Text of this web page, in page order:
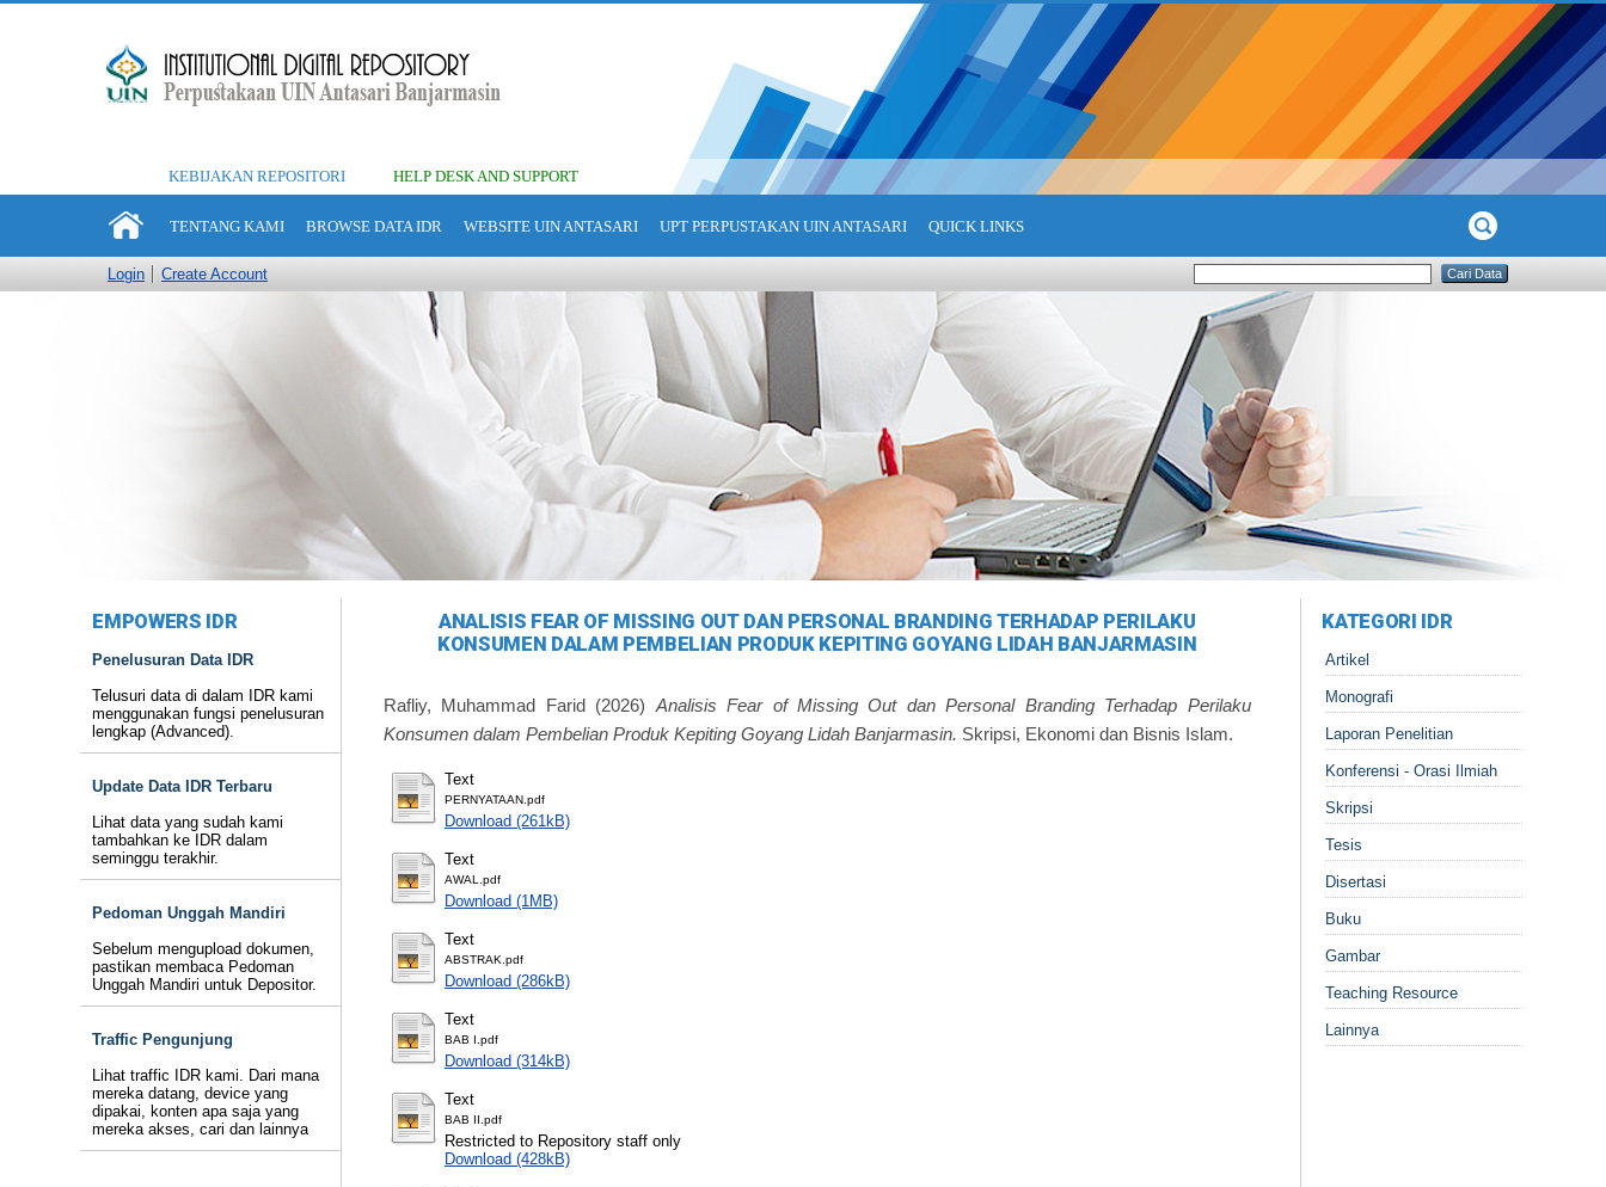
KEBIJAKAN REPOSITORI HELP DESK AND SUPPORT
TENTANG KAMI BROWSE DATA IDR WEBSITE UIN ANTASARI UPT PERPUSTAKAN UIN ANTASARI QUICK LINKS
Login Create Account
EMPOWERS IDR
Penelusuran Data IDR
Telusuri data di dalam IDR kami
menggunakan fungsi penelusuran
lengkap (Advanced).
Update Data IDR Terbaru
Lihat data yang sudah kami
tambahkan ke IDR dalam
seminggu terakhir.
Pedoman Unggah Mandiri
Sebelum mengupload dokumen,
pastikan membaca Pedoman
Unggah Mandiri untuk Depositor.
Traffic Pengunjung
Lihat traffic IDR kami. Dari mana
mereka datang, device yang
dipakai, konten apa saja yang
mereka akses, cari dan lainnya
ANALISIS FEAR OF MISSING OUT DAN PERSONAL BRANDING TERHADAP PERILAKU
KONSUMEN DALAM PEMBELIAN PRODUK KEPITING GOYANG LIDAH BANJARMASIN
Rafliy, Muhammad Farid(2026) Analisis Fear of Missing Out dan Personal Branding Terhadap Perilaku
Konsumen dalam Pembelian Produk Kepiting Goyang Lidah Banjarmasin. Skripsi, Ekonomi dan Bisnis Islam.
Text
PERNYATAAN.pdf
Download (261kB)
Text
AWAL.pdf
Download (1MB)
Text
ABSTRAK.pdf
Download (286kB)
Text
BAB I.pdf
Download (314kB)
Text
BAB II.pdf
Restricted to Repository staff only
Download (428kB)
KATEGORI IDR
Artikel
Monografi
Laporan Penelitian
Konferensi - Orasi Ilmiah
Skripsi
Tesis
Disertasi
Buku
Gambar
Teaching Resource
Lainnya